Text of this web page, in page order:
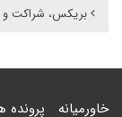
بریکس، شراکت و
خاورمیانه